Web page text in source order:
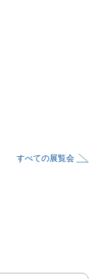
すべての展覧会